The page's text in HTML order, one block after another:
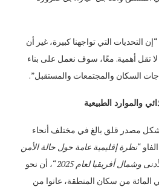
التحديات التي تواجهنا كبيرة، غير أن
لا تقل أهمية. معًا، سوف نعمل على بناء
السكان والمجتمعات والمستقبل”.
والموارد الطبيعية
يشكل مصدر قلق بالغ في مختلف أنحاء
“نظرة إقليمية عامة حول حالة الأمن
وشمال أفريقيالعام 2025
“، أن نحو
مليون شخص، أي 15.8 في المائة من سكان المنطقة، عانوا من